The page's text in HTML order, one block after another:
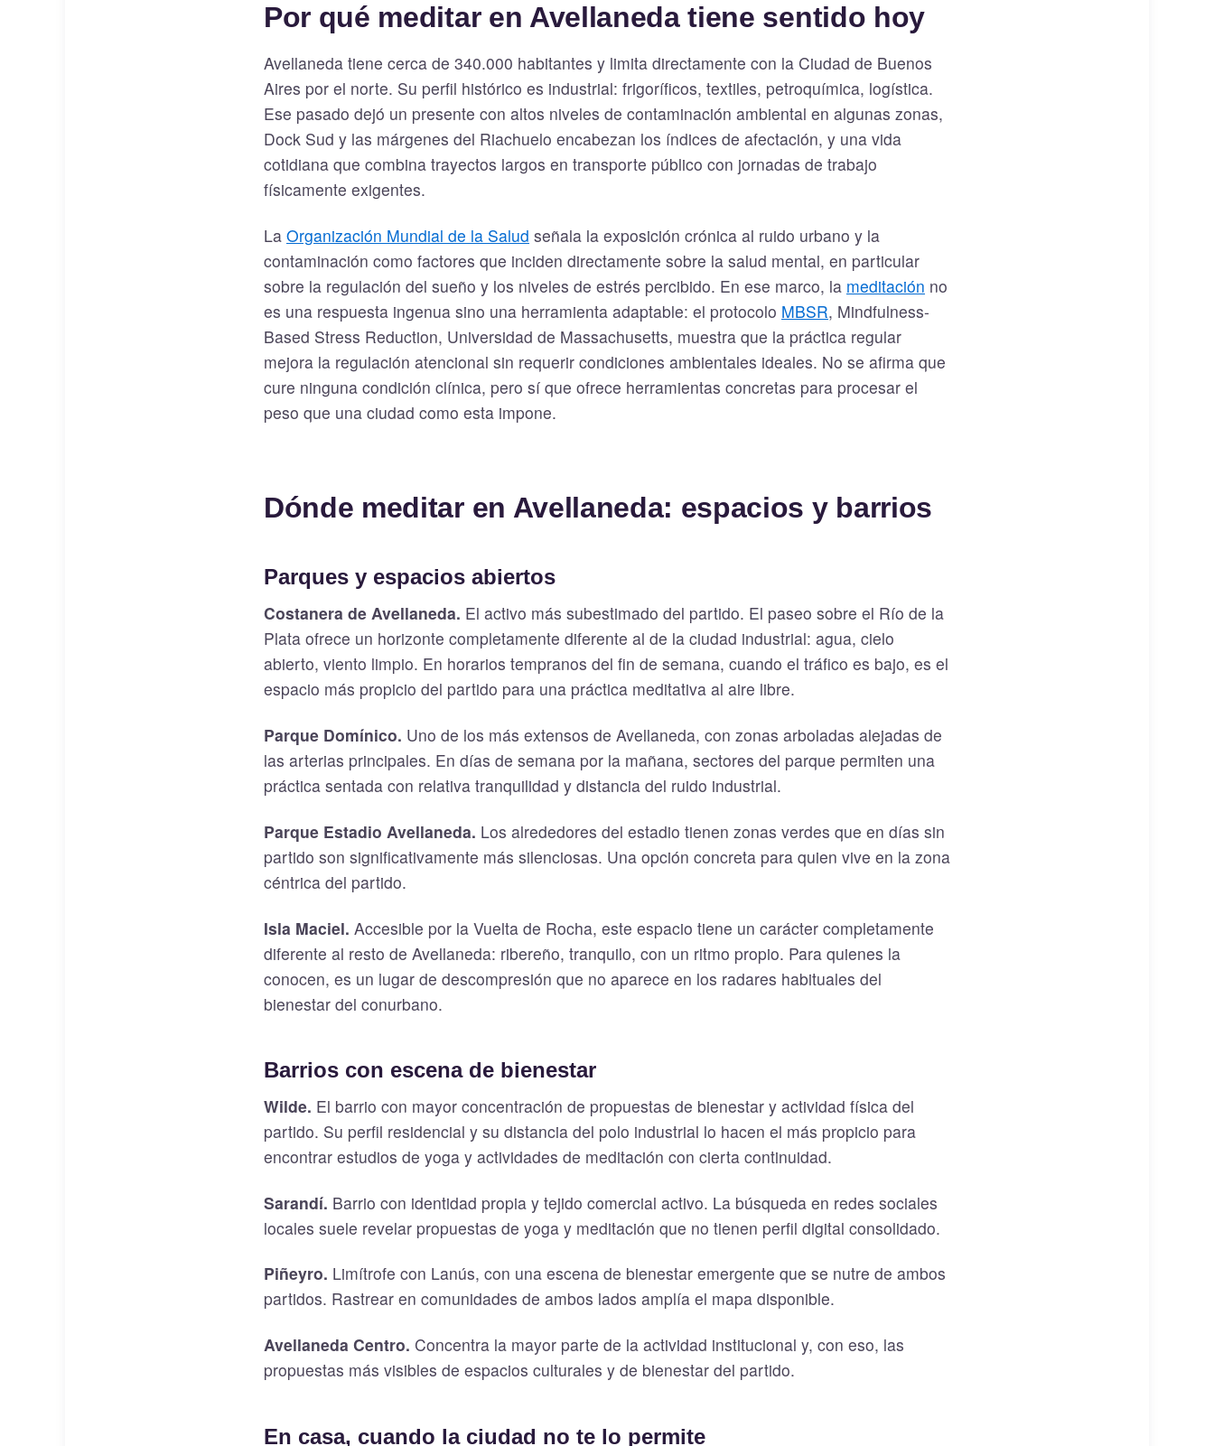
Por qué meditar en Avellaneda tiene sentido hoy
Avellaneda tiene cerca de 340.000 habitantes y limita directamente con la Ciudad de Buenos
Aires por el norte. Su perfil histórico es industrial: frigoríficos, textiles, petroquímica, logística.
Ese pasado dejó un presente con altos niveles de contaminación ambiental en algunas zonas,
Dock Sud y las márgenes del Riachuelo encabezan los índices de afectación, y una vida
cotidiana que combina trayectos largos en transporte público con jornadas de trabajo
físicamente exigentes.
La Organización Mundial de la Salud señala la exposición crónica al ruido urbano y la
contaminación como factores que inciden directamente sobre la salud mental, en particular
sobre la regulación del sueño y los niveles de estrés percibido. En ese marco, la meditación no
es una respuesta ingenua sino una herramienta adaptable: el protocolo MBSR, Mindfulness-
Based Stress Reduction, Universidad de Massachusetts, muestra que la práctica regular
mejora la regulación atencional sin requerir condiciones ambientales ideales. No se afirma que
cure ninguna condición clínica, pero sí que ofrece herramientas concretas para procesar el
peso que una ciudad como esta impone.
Dónde meditar en Avellaneda: espacios y barrios
Parques y espacios abiertos
Costanera de Avellaneda. El activo más subestimado del partido. El paseo sobre el Río de la
Plata ofrece un horizonte completamente diferente al de la ciudad industrial: agua, cielo
abierto, viento limpio. En horarios tempranos del fin de semana, cuando el tráfico es bajo, es el
espacio más propicio del partido para una práctica meditativa al aire libre.
Parque Domínico. Uno de los más extensos de Avellaneda, con zonas arboladas alejadas de
las arterias principales. En días de semana por la mañana, sectores del parque permiten una
práctica sentada con relativa tranquilidad y distancia del ruido industrial.
Parque Estadio Avellaneda. Los alrededores del estadio tienen zonas verdes que en días sin
partido son significativamente más silenciosas. Una opción concreta para quien vive en la zona
céntrica del partido.
Isla Maciel. Accesible por la Vuelta de Rocha, este espacio tiene un carácter completamente
diferente al resto de Avellaneda: ribereño, tranquilo, con un ritmo propio. Para quienes la
conocen, es un lugar de descompresión que no aparece en los radares habituales del
bienestar del conurbano.
Barrios con escena de bienestar
Wilde. El barrio con mayor concentración de propuestas de bienestar y actividad física del
partido. Su perfil residencial y su distancia del polo industrial lo hacen el más propicio para
encontrar estudios de yoga y actividades de meditación con cierta continuidad.
Sarandí. Barrio con identidad propia y tejido comercial activo. La búsqueda en redes sociales
locales suele revelar propuestas de yoga y meditación que no tienen perfil digital consolidado.
Piñeyro. Limítrofe con Lanús, con una escena de bienestar emergente que se nutre de ambos
partidos. Rastrear en comunidades de ambos lados amplía el mapa disponible.
Avellaneda Centro. Concentra la mayor parte de la actividad institucional y, con eso, las
propuestas más visibles de espacios culturales y de bienestar del partido.
En casa, cuando la ciudad no te lo permite